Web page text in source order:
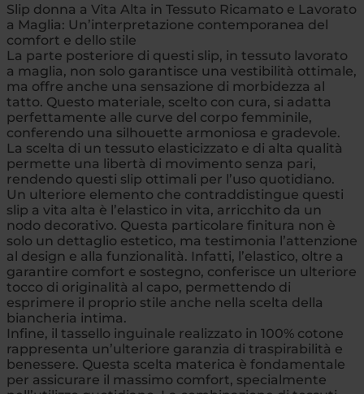
Slip donna a Vita Alta in Tessuto Ricamato e Lavorato
a Maglia: Un’interpretazione contemporanea del
comfort e dello stile
La parte posteriore di questi slip, in tessuto lavorato
a maglia, non solo garantisce una vestibilità ottimale,
ma offre anche una sensazione di morbidezza al
tatto. Questo materiale, scelto con cura, si adatta
perfettamente alle curve del corpo femminile,
conferendo una silhouette armoniosa e gradevole.
La scelta di un tessuto elasticizzato e di alta qualità
permette una libertà di movimento senza pari,
rendendo questi slip ottimali per l’uso quotidiano.
Un ulteriore elemento che contraddistingue questi
slip a vita alta è l’elastico in vita, arricchito da un
nodo decorativo. Questa particolare finitura non è
solo un dettaglio estetico, ma testimonia l’attenzione
al design e alla funzionalità. Infatti, l’elastico, oltre a
garantire comfort e sostegno, conferisce un ulteriore
tocco di originalità al capo, permettendo di
esprimere il proprio stile anche nella scelta della
biancheria intima.
Infine, il tassello inguinale realizzato in 100% cotone
rappresenta un’ulteriore garanzia di traspirabilità e
benessere. Questa scelta materica è fondamentale
per assicurare il massimo comfort, specialmente